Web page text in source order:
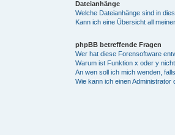
Dateianhänge
Welche Dateianhänge sind in
Kann ich eine Übersicht all
phpBB betreffende Fragen
Wer hat diese Forensoftware
Warum ist Funktion x oder y
An wen soll ich mich wenden,
Wie kann ich einen